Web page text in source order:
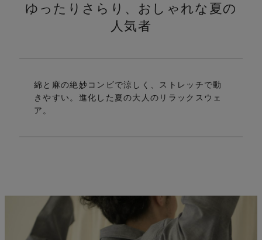
れ
ゆったりさらり、おしゃれな夏の
人気者
綿と麻の絶妙コンビで涼しく、ストレッチで動
きやすい。 進化した夏の大人のリラックスウェ
ア。